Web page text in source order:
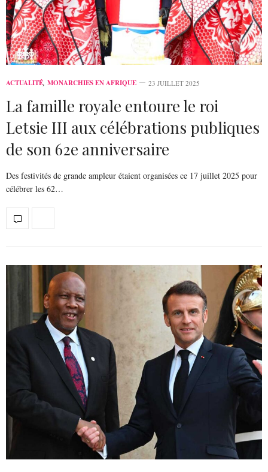
ACTUALITÉ, MONARCHIES EN AFRIQUE 23 JUILLET 2025
La famille royale entoure le roi
Letsie III aux célébrations publiques
de son 62e anniversaire
Des festivités de grande ampleur étaient organisées ce 17 juillet 2025 pour
célébrer les 62…